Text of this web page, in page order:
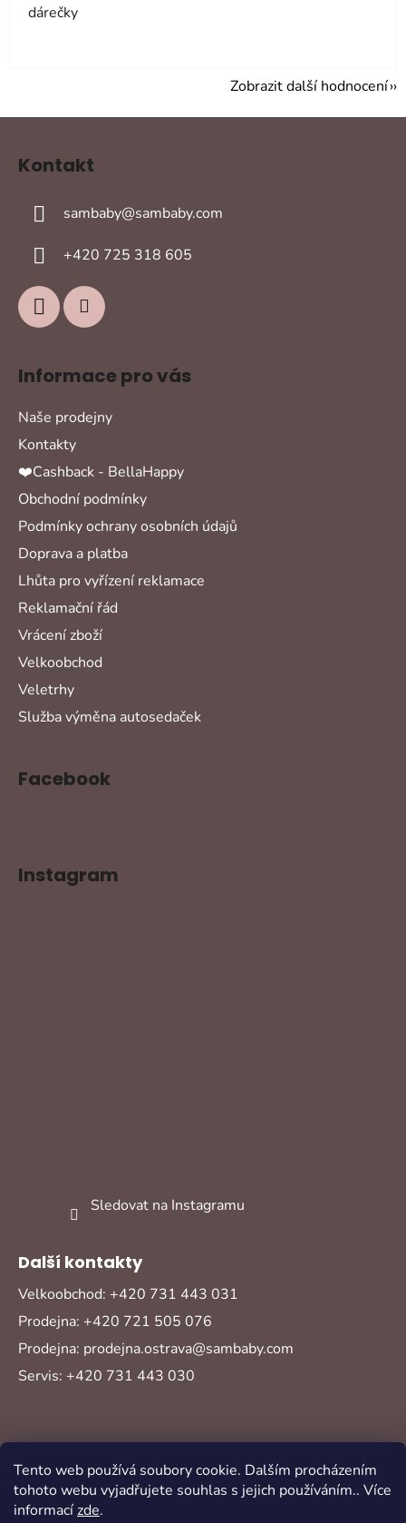
Tento web používá soubory cookie. Dalším procházením
tohoto webu vyjadřujete souhlas s jejich používáním.. Více
informacízde.
dárečky
Zobrazit další hodnocení
Kontakt
sambaby@sambaby.com
+420 725 318 605
Informace pro vás
Naše prodejny
Kontakty
❤️Cashback - BellaHappy
Obchodní podmínky
Podmínky ochrany osobních údajů
Doprava a platba
Lhůta pro vyřízení reklamace
Reklamační řád
Vrácení zboží
Velkoobchod
Veletrhy
Služba výměna autosedaček
Facebook
Instagram
Sledovat na Instagramu
Další kontakty
Velkoobchod: +420 731 443 031
Prodejna: +420 721 505 076
Prodejna: prodejna.ostrava@sambaby.com
Servis: +420 731 443 030